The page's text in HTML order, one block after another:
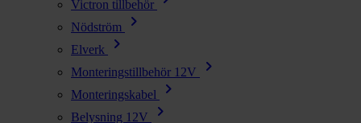
Victron tillbehör
Nödström chevron_right
Elverk chevron_right
Monteringstillbehör 12V chevron_right
Monteringskabel chevron_right
Belysning 12V chevron_right